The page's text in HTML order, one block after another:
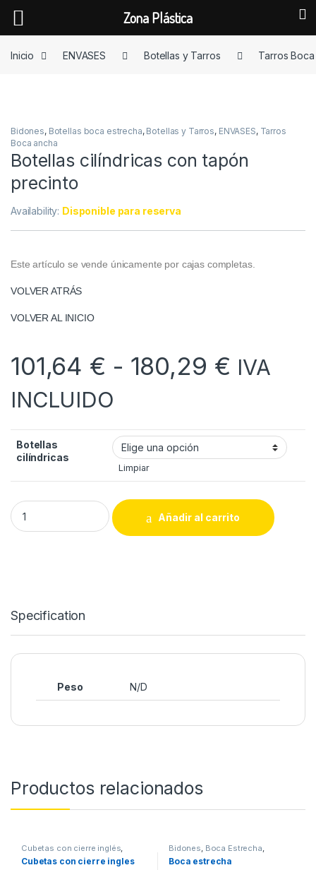
Inicio
ENVASES Botellas y Tarros Tarros
Bidones, Botellas boca estrecha, Botellas y Tarros, ENVASES, Tarros
Boca ancha
Botellas cilíndricas con tapón
precinto
Availability: Disponible para reserva
Este artículo se vende únicamente por cajas completas.
VOLVER ATRÁS
VOLVER AL INICIO
101,64 € - 180,29 € IVA
INCLUIDO
Botellas
cilíndricas
Limpiar
Botellas cilíndricas con tapón precinto quantity
Añadir al carrito
Specification
Peso N/D
Productos relacionados
Cubetas con cierre inglés,
ENVASES
Cubetas con cierre ingles
Bidones, Boca Estrecha,
ENVASES
Boca estrecha
Zona Plástica